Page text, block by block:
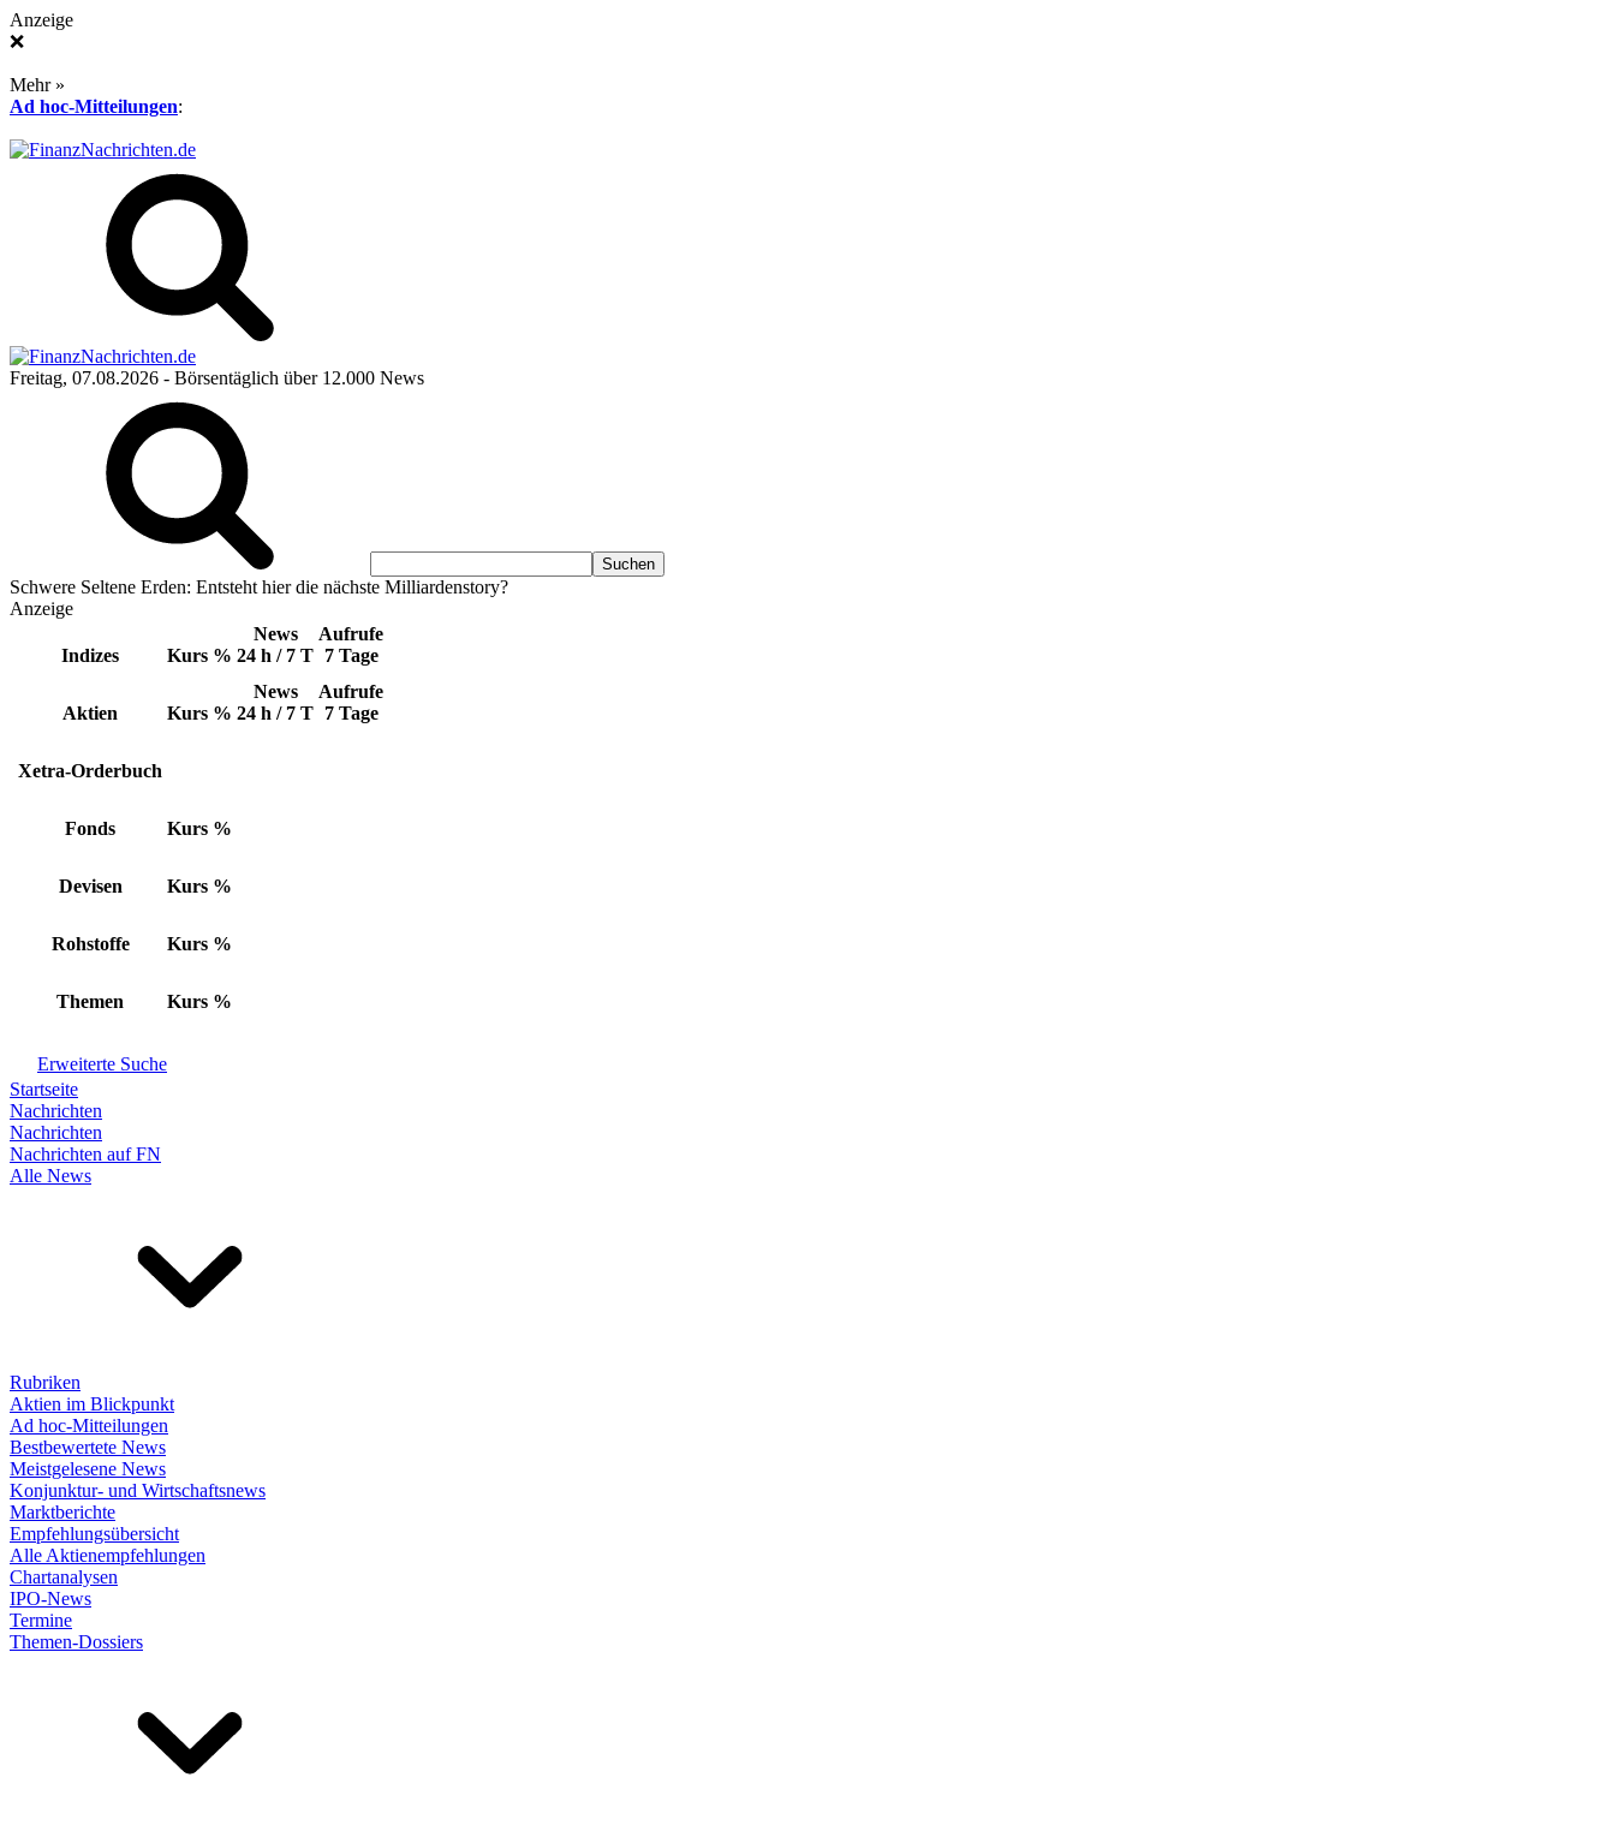
Anzeige
❌
Mehr »
Ad hoc-Mitteilungen:
Freitag, 07.08.2026 - Börsentäglich über 12.000 News
Schwere Seltene Erden: Entsteht hier die nächste Milliardenstory?
Anzeige
Indizes Kurs %
News
24 h / 7 T
Aufrufe
7 Tage
Aktien Kurs %
News
24 h / 7 T
Aufrufe
7 Tage
Xetra-Orderbuch
Fonds Kurs %
Devisen Kurs %
Rohstoffe Kurs %
Themen Kurs %
Erweiterte Suche
Startseite
Nachrichten
Nachrichten
Nachrichten auf FN
Alle News
Rubriken
Aktien im Blickpunkt
Ad hoc-Mitteilungen
Bestbewertete News
Meistgelesene News
Konjunktur- und Wirtschaftsnews
Marktberichte
Empfehlungsübersicht
Alle Aktienempfehlungen
Chartanalysen
IPO-News
Termine
Themen-Dossiers